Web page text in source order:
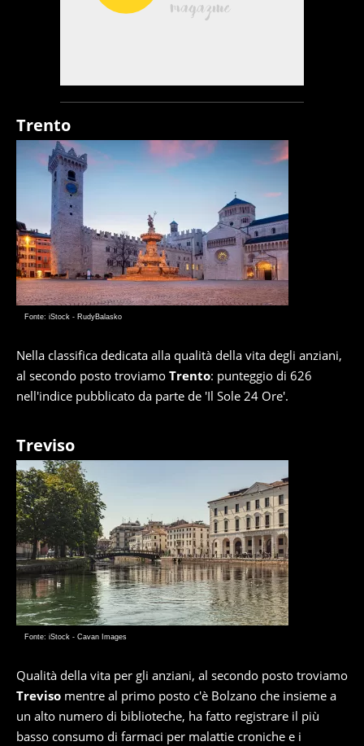
Trento
Fonte: iStock - RudyBalasko
Nella classifica dedicata alla qualità della vita degli anziani,
al secondo posto troviamo Trento: punteggio di 626
nell'indice pubblicato da parte de 'Il Sole 24 Ore'.
Treviso
Fonte: iStock - Cavan Images
Qualità della vita per gli anziani, al secondo posto troviamo
Treviso mentre al primo posto c'è Bolzano che insieme a
un alto numero di biblioteche, ha fatto registrare il più
basso consumo di farmaci per malattie croniche e i